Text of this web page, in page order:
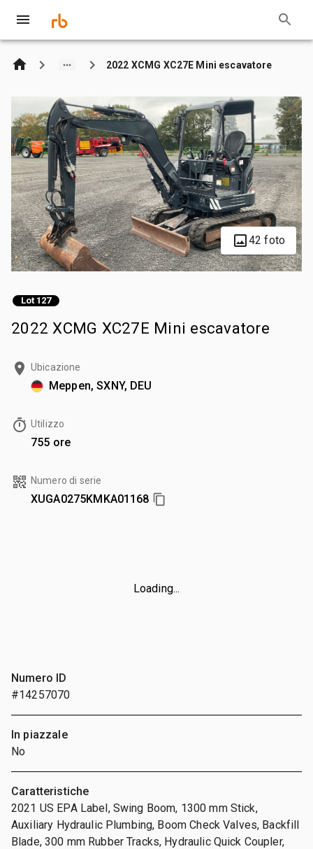
2022 XCMG XC27E Mini escavatore
42 foto
Lot 127
2022 XCMG XC27E Mini escavatore
Ubicazione
Meppen, SXNY, DEU
Utilizzo
755 ore
Numero di serie
XUGA0275KMKA01168
Loading...
Numero ID
#14257070
In piazzale
No
Caratteristiche
2021 US EPA Label, Swing Boom, 1300 mm Stick,
Auxiliary Hydraulic Plumbing, Boom Check Valves, Backfill
Blade, 300 mm Rubber Tracks, Hydraulic Quick Coupler,